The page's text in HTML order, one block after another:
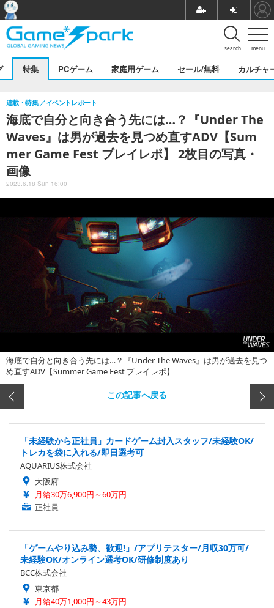
menu
search
特集 PCゲーム 家庭用ゲーム セール/無料 カルチャ
海底で自分と向き合う先には…？『Under The
Waves』は男が過去を見つめ直すADV【Sum
mer Game Fest プレイレポ】 2枚目の写真・
画像
連載・特集 イベントレポート
2023.6.18 Sun 16:00
海底で自分と向き合う先には…？『Under The Waves』は男が過去を見つ
め直すADV【Summer Game Fest プレイレポ】
この記事へ戻る
「未経験から正社員」カードゲーム封入スタッフ/未経験OK/
トレカを袋に入れる/即日選考可
AQUARIUS株式会社
大阪府
月給30万6,900円～60万円
正社員
「ゲームやり込み勢、歓迎!」/アプリテスター/月収30万可/
未経験OK/オンライン選考OK/研修制度あり
BCC株式会社
東京都
月給40万1,000円～43万円